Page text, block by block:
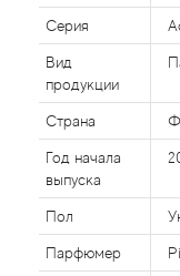
Серия
Вид
продукции
Страна
Год начала
выпуска
Пол
Парфюмер
Aerin Lauder
Affinessence
Afnan
Agatha Ruiz de la
Agent Provocateur